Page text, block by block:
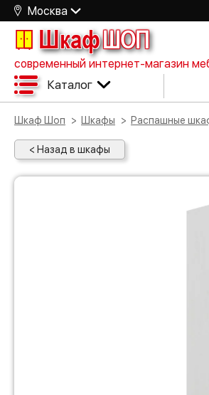
Москва
ШкафШОП
современный интернет-магазин
Каталог
Шкаф Шоп Шкафы Распашные
< Назад в шкафы